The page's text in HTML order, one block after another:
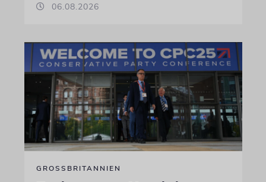
06.08.2026
GROSSBRITANNIEN